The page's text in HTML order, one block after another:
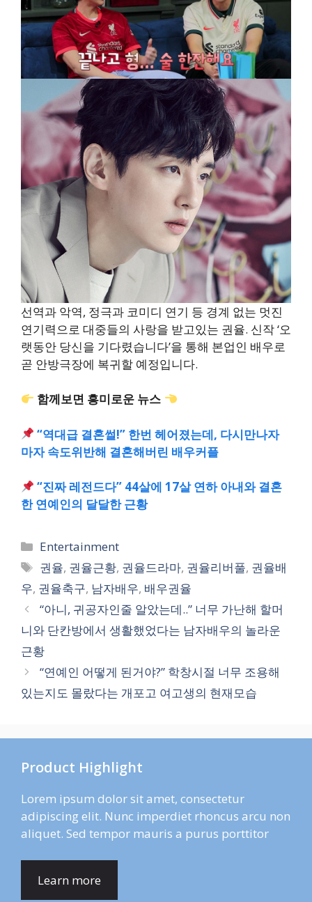
선역과 악역, 정극과 코미디 연기 등 경계 없는 멋진
연기력으로 대중들의 사랑을 받고있는 권율. 신작 ‘오
랫동안 당신을 기다렸습니다’을 통해 본업인 배우로
곧 안방극장에 복귀할 예정입니다.
함께보면 흥미로운 뉴스
“역대급 결혼썰!” 한번 헤어졌는데, 다시만나자
마자 속도위반해 결혼해버린 배우커플
“진짜 레전드다” 44살에 17살 연하 아내와 결혼
한 연예인의 달달한 근황
카
테
리
Entertainment
태
그
권율, 권율근황, 권율드라마, 권율리버풀, 권율배
우, 권율축구, 남자배우, 배우권율
“아니, 귀공자인줄 알았는데..” 너무 가난해 할머
니와 단칸방에서 생활했었다는 남자배우의 놀라운
근황
“연예인 어떻게 된거야?” 학창시절 너무 조용해
있는지도 몰랐다는 개포고 여고생의 현재모습
Product Highlight
Lorem ipsum dolor sit amet, consectetur
adipiscing elit. Nunc imperdiet rhoncus arcu non
aliquet. Sed tempor mauris a purus porttitor
Learn more